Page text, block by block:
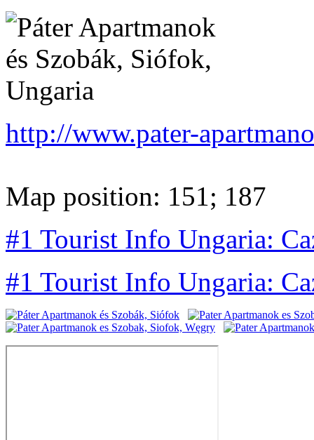
http://www.pater-
Map position: 151; 187
#1 Tourist Info Ungaria:
#1 Tourist Info Ungaria: